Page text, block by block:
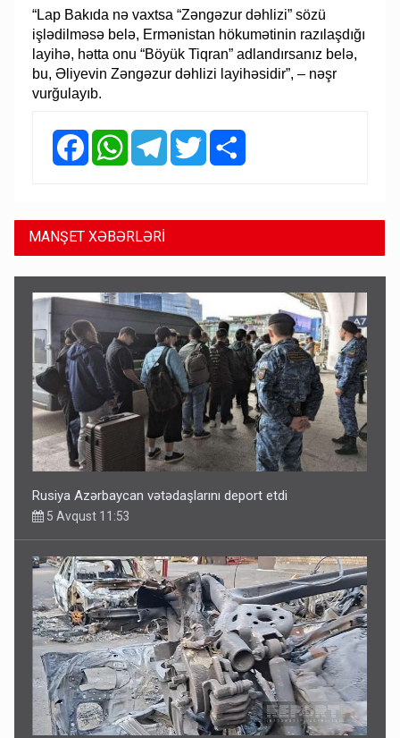
“Lap Bakıda nə vaxtsa “Zəngəzur dəhlizi” sözü
işlədilməsə belə, Ermənistan hökumətinin razılaşdığı
layihə, hətta onu “Böyük Tiqran” adlandırsanız belə,
bu, Əliyevin Zəngəzur dəhlizi layihəsidir”, – nəşr
vurğulayıb.
FacebookWhatsAppTelegramTwitter
MANŞET XƏBƏRLƏRİ
Rusiya azərbaycanlı diasporun obyektini məhv etdi -
FOTOLAR
5 Avqust 10:58